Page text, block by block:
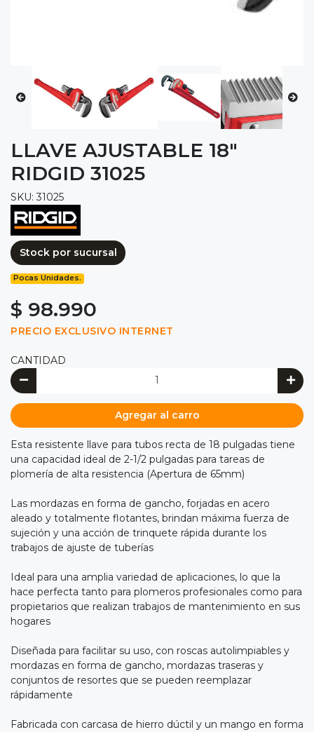
LLAVE AJUSTABLE 18"
RIDGID 31025
SKU: 31025
Stock por sucursal
Pocas Unidades.
$ 98.990
PRECIO EXCLUSIVO INTERNET
CANTIDAD
Agregar al carro
Esta resistente llave para tubos recta de 18 pulgadas tiene
una capacidad ideal de 2-1/2 pulgadas para tareas de
plomería de alta resistencia (Apertura de 65mm)
Las mordazas en forma de gancho, forjadas en acero
aleado y totalmente flotantes, brindan máxima fuerza de
sujeción y una acción de trinquete rápida durante los
trabajos de ajuste de tuberías
Ideal para una amplia variedad de aplicaciones, lo que la
hace perfecta tanto para plomeros profesionales como para
propietarios que realizan trabajos de mantenimiento en sus
hogares
Diseñada para facilitar su uso, con roscas autolimpiables y
mordazas en forma de gancho, mordazas traseras y
conjuntos de resortes que se pueden reemplazar
rápidamente
Fabricada con carcasa de hierro dúctil y un mango en forma